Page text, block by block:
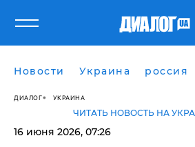
Новости Украина россия
ДИАЛОГ УКРАИНА
ЧИТАТЬ НОВОСТЬ НА
16 июня 2026, 07:26